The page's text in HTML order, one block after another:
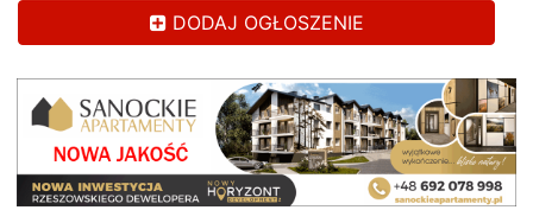
DODAJ OGŁOSZENIE